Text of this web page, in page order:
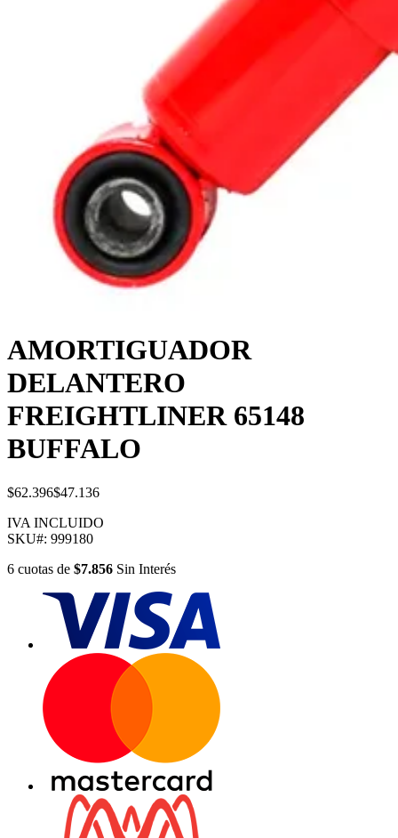
AMORTIGUADOR
DELANTERO
FREIGHTLINER 65148
BUFFALO
$62.396$47.136
IVA INCLUIDO
SKU#: 999180
6 cuotas de $7.856 Sin Interés